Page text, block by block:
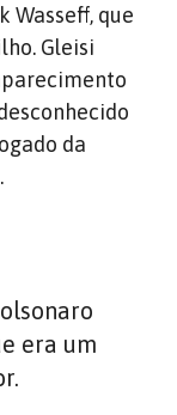
Wasseff, que
Gleisi
da
era um